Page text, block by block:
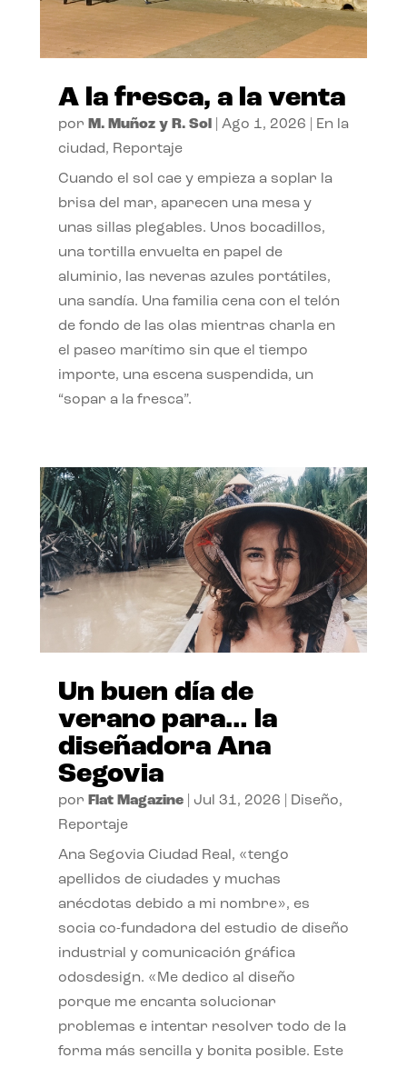
A la fresca, a la venta
por M. Muñoz y R. Sol| Ago 1, 2026
En la
ciudad, Reportaje
Cuando el sol cae y empieza a soplar la
brisa del mar, aparecen una mesa y
unas sillas plegables. Unos bocadillos,
una tortilla envuelta en papel de
aluminio, las neveras azules portátiles,
una sandía. Una familia cena con el telón
de fondo de las olas mientras charla en
el paseo marítimo sin que el tiempo
importe, una escena suspendida, un
“sopar a la fresca”.
Un buen día de
verano para… la
diseñadora Ana
Segovia
por Flat Magazine| Jul 31, 2026 Diseño,
Reportaje
Ana Segovia Ciudad Real, «tengo
apellidos de ciudades y muchas
anécdotas debido a mi nombre», es
socia co-fundadora del estudio de diseño
industrial y comunicación gráfica
odosdesign. «Me dedico al diseño
porque me encanta solucionar
problemas e intentar resolver todo de la
forma más sencilla y bonita posible. Este